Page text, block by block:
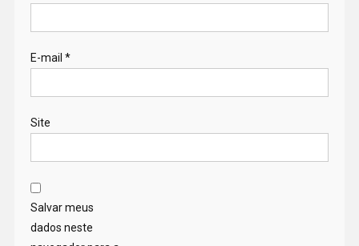
E-mail *
Site
Salvar meus
dados neste